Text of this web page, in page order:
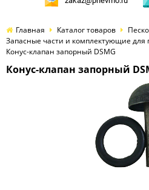
Главная Каталог товаров
Запасные части и комплектующие для
Конус-клапан запорный DSMG
Конус-клапан запорный